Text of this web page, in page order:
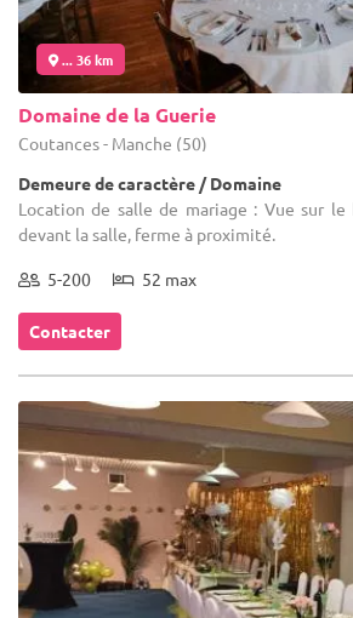
... 36 km
Domaine de la Guerie
Coutances - Manche (50)
Demeure de caractère / Domaine
Location de salle de mariage : Vue sur le
devant la salle, ferme à proximité.
5-200 52 max
Contacter